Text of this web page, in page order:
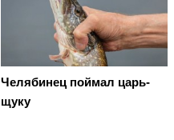
Челябинец поймал царь-
щуку